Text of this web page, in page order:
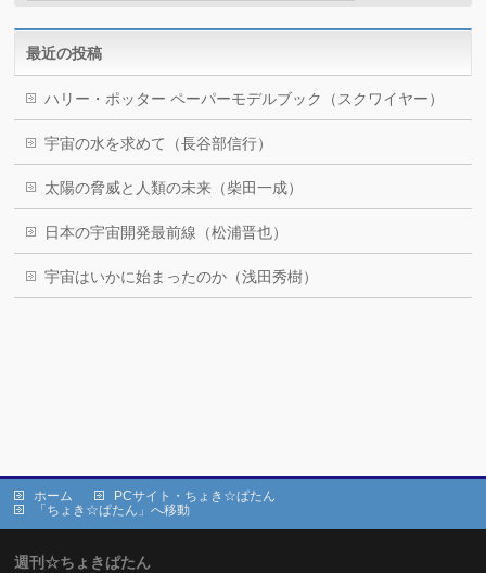
最近の投稿
ハリー・ポッター ペーパーモデルブック（スクワイヤー）
宇宙の水を求めて（長谷部信行）
太陽の脅威と人類の未来（柴田一成）
日本の宇宙開発最前線（松浦晋也）
宇宙はいかに始まったのか（浅田秀樹）
ホーム
PCサイト・ちょき☆ぱたん
「ちょき☆ぱたん」へ移動
週刊☆ちょきぱたん